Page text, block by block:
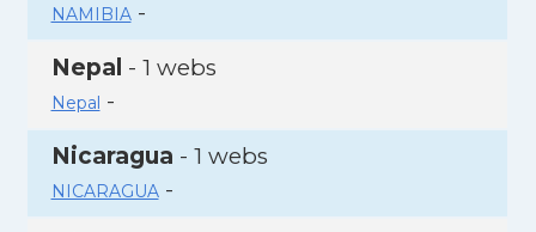
NAMIBIA-
Nepal - 1 webs
Nepal -
Nicaragua - 1 webs
NICARAGUA-